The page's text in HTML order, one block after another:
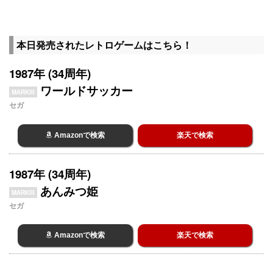
本日発売されたレトロゲームはこちら！
1987年 (34周年)
MARKIII ワールドサッカー
セガ
Amazonで検索 楽天で検索
1987年 (34周年)
MARKIII あんみつ姫
セガ
Amazonで検索 楽天で検索